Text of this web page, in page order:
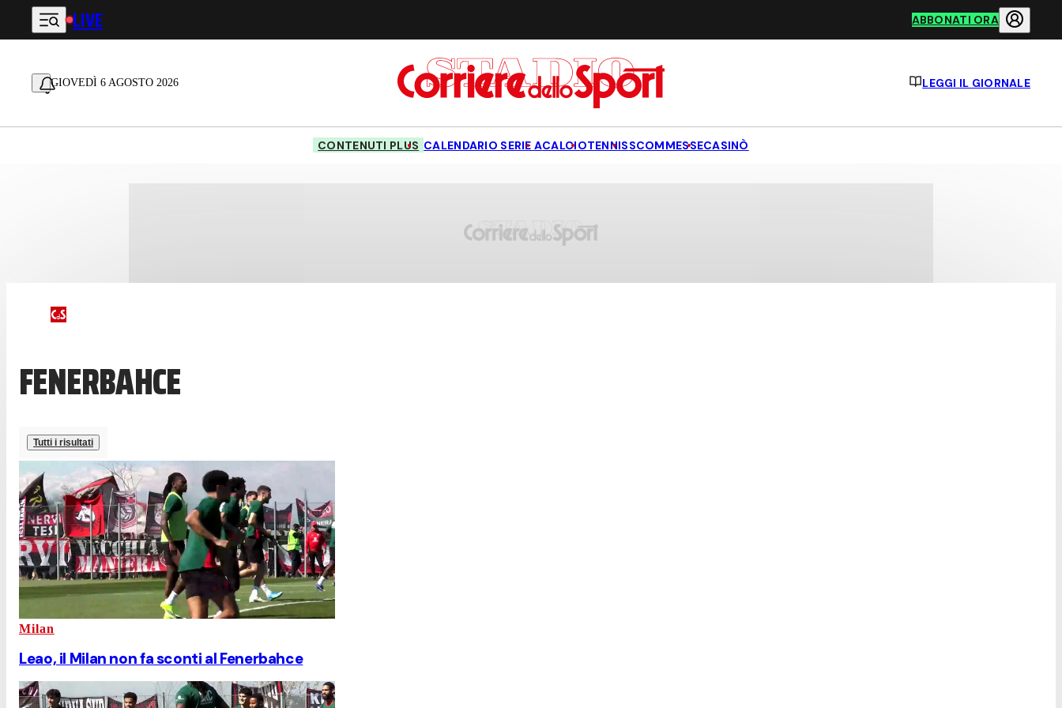
Vai al contenuto principale
LIVE ABBONATI ORA
GIOVEDÌ 6 AGOSTO 2026 LEGGI IL GIORNALE
CONTENUTI PLUS CALENDARIO SERIE ACALCIOTENNISSCOMMESSECASINÒ
FENERBAHCE
Tutti i risultati
Milan
Leao, il Milan non fa sconti al Fenerbahce